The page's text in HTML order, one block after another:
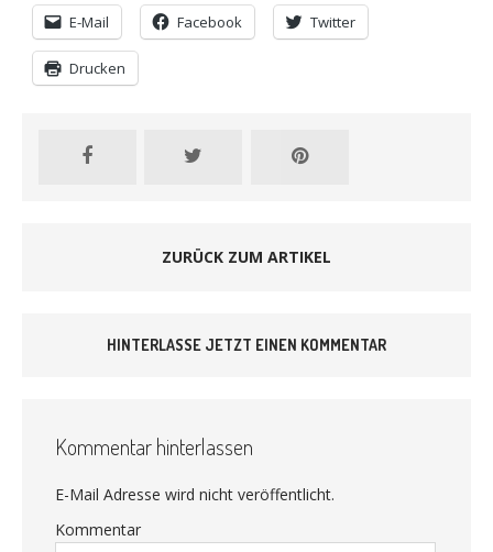
E-Mail Facebook Twitter
Drucken
ZURÜCK ZUM ARTIKEL
HINTERLASSE JETZT EINEN KOMMENTAR
Kommentar hinterlassen
E-Mail Adresse wird nicht veröffentlicht.
Kommentar